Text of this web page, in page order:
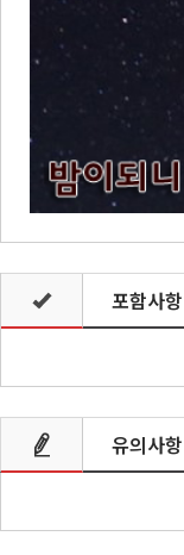
포함사항
유의사항